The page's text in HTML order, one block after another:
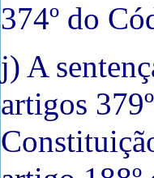
374º do
j) A
artigos